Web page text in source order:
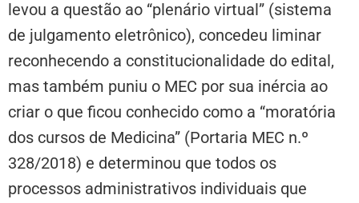
levou a questão ao “plenário virtual” (sistema
de julgamento eletrônico), concedeu liminar
reconhecendo a constitucionalidade do edital,
mas também puniu o MEC por sua inércia ao
criar o que ficou conhecido como a “moratória
dos cursos de Medicina” (Portaria MEC n.º
328/2018) e determinou que todos os
processos administrativos individuais que